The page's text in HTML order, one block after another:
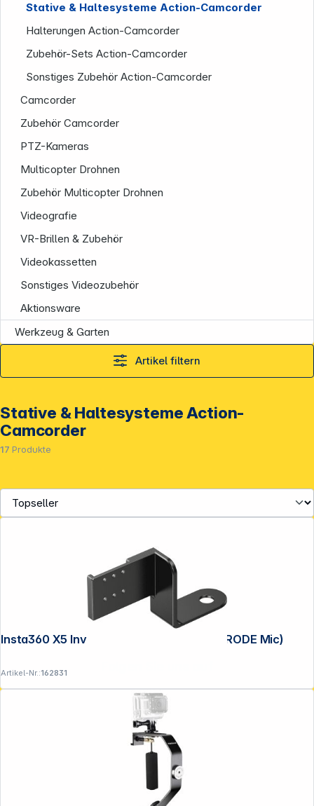
Stative & Haltesysteme Action-Camcorder
Halterungen Action-Camcorder
Zubehör-Sets Action-Camcorder
Sonstiges Zubehör Action-Camcorder
Camcorder
Zubehör Camcorder
PTZ-Kameras
Multicopter Drohnen
Zubehör Multicopter Drohnen
Videografie
VR-Brillen & Zubehör
Videokassetten
Sonstiges Videozubehör
Aktionsware
Werkzeug & Garten
Artikel filtern
Stative & Haltesysteme Action-
Camcorder
17 Produkte
Insta360 X5 Invisible Mic Cold Shoe (for RODE Mic)
Artikel-Nr.:162831
Service